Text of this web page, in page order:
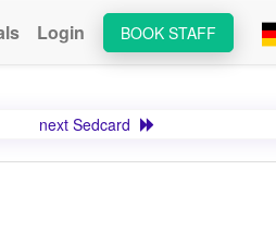
BOOK STAFF
Login
next Sedcard